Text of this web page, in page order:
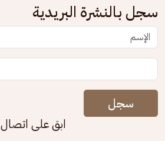
سجل بالنشرة البريدية
سجل
ابق على اتصال